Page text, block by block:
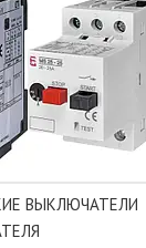
ВЫКЛЮЧАТЕЛИ